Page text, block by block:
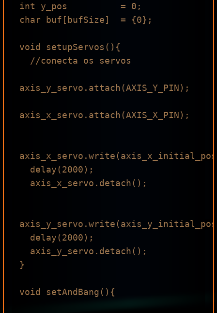
int y_pos          = 0;
char buf[bufSize]  = {0};
void setupServos(){
axis_y_servo.attach(AXIS_Y_PIN);
axis_x_servo.attach(AXIS_X_PIN);
}
void setAndBang(){